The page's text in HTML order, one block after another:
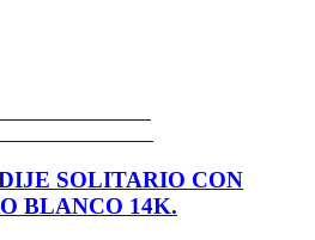
SOLITARIO CON
BLANCO 14K.